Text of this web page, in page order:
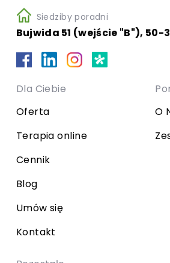
Siedziby poradni
Bujwida 51 (wejście "B"), 50-
Dla Ciebie
Oferta
Terapia online
Cennik
Blog
Umów się
Kontakt
O